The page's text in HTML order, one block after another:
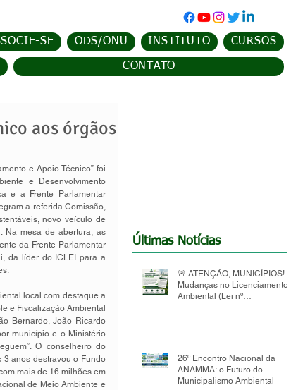
SE ODS/ONU INSTITUTO CURSOS
CONTATO
aos órgãos
e Desenvolvimento
e a Frente Parlamentar
a referida Comissão,
novo veículo de
Na mesa de abertura, as
da Frente Parlamentar
da líder do ICLEI para a
local com destaque a
e Fiscalização Ambiental
Bernardo, João Ricardo
município e o Ministério
O conselheiro do
3 anos destravou o Fundo
mais de 16 milhões em
de Meio Ambiente e
Últimas Notícias
🚨 ATENÇÃO, MUNICÍPIOS! 🚨
Mudanças no Licenciamento
Ambiental (Lei nº
26º Encontro Nacional da
ANAMMA: o Futuro do
Municipalismo Ambiental